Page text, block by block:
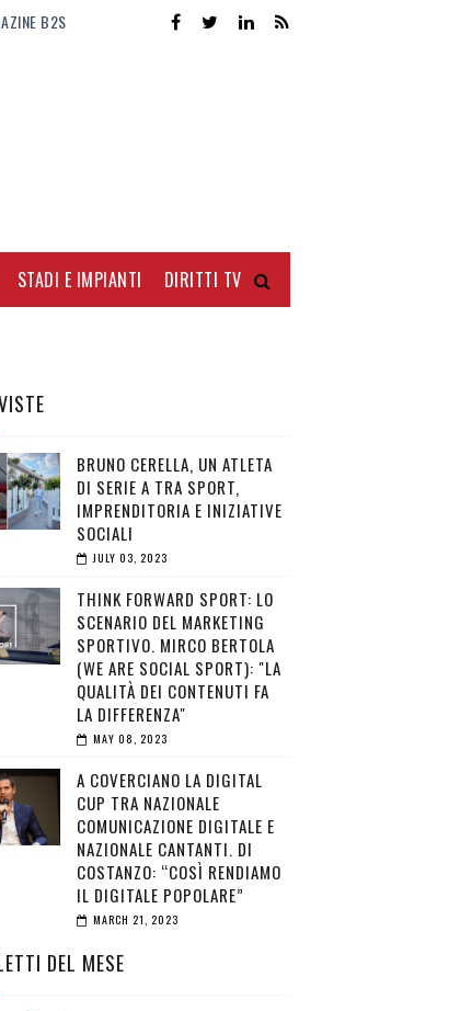
B2S
STADI E IMPIANTI DIRITTI TV
BRUNO CERELLA, UN ATLETA
DI SERIE A TRA SPORT,
IMPRENDITORIA E INIZIATIVE
SOCIALI
JULY 03, 2023
THINK FORWARD SPORT: LO
SCENARIO DEL MARKETING
SPORTIVO. MIRCO BERTOLA
(WE ARE SOCIAL SPORT): "LA
QUALITÀ DEI CONTENUTI FA
LA DIFFERENZA"
MAY 08, 2023
A COVERCIANO LA DIGITAL
CUP TRA NAZIONALE
COMUNICAZIONE DIGITALE E
NAZIONALE CANTANTI. DI
COSTANZO: “COSÌ RENDIAMO
IL DIGITALE POPOLARE”
MARCH 21, 2023
DEL MESE